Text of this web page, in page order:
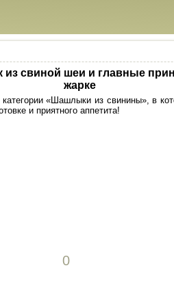
свиной шеи и главные
жарке
«Шашлыки из свинины», в
и приятного аппетита!
0